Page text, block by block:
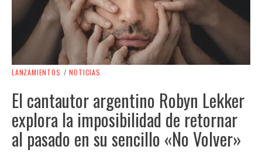
LANZAMIENTOS / NOTICIAS
El cantautor argentino Robyn Lekker
explora la imposibilidad de retornar
al pasado en su sencillo «No Volver»